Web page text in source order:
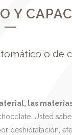
Y
o de
las
Usted
deshidratación,